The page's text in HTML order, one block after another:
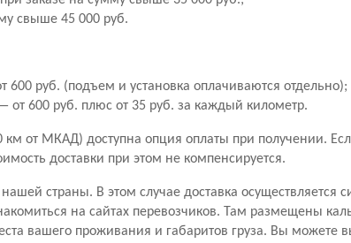
свыше 45 000 руб.
руб. (подъем и установка оплачиваются отдельно);
600 руб. плюс от 35 руб. за каждый километр.
от МКАД) доступна опция оплаты при получении.
доставки при этом не компенсируется.
страны. В этом случае доставка осуществляется
на сайтах перевозчиков. Там размещены
вашего проживания и габаритов груза. Вы можете